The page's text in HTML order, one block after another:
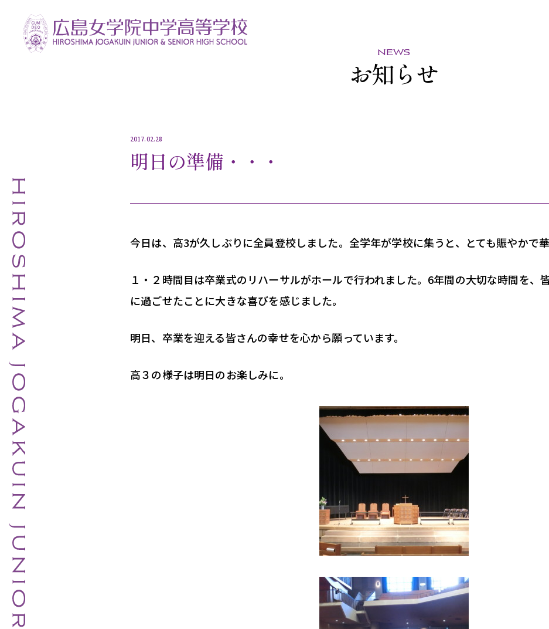
news
お知らせ
2017.02.28
明日の準備・・・
今日は、高3が久しぶりに全員登校しました。全学年が学校に集うと、とても賑やかで華
１・２時間目は卒業式のリハーサルがホールで行われました。6年間の大切な時間を、
に過ごせたことに大きな喜びを感じました。
明日、卒業を迎える皆さんの幸せを心から願っています。
高３の様子は明日のお楽しみに。